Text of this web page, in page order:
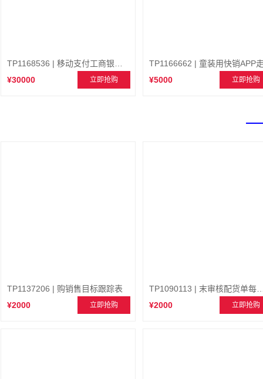
¥30000
立即抢购 ¥5000 立即抢购
TP1137206 | 购销售目标跟踪表
¥2000
立即抢购
¥2000
立即抢购